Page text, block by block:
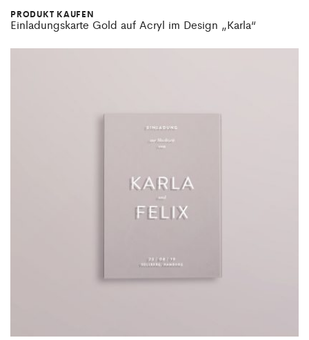
PRODUKT KAUFEN
Einladungskarte Gold auf Acryl im Design „Karla“